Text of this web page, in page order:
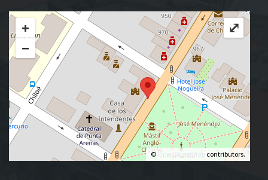
+
−
© OpenStreetMap contributors.
⤢